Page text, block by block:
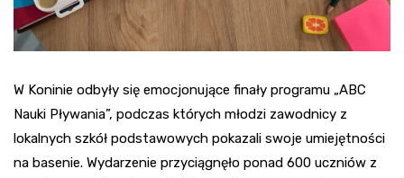
W Koninie odbyły się emocjonujące finały programu „ABC
Nauki Pływania”, podczas których młodzi zawodnicy z
lokalnych szkół podstawowych pokazali swoje umiejętności
na basenie. Wydarzenie przyciągnęło ponad 600 uczniów z